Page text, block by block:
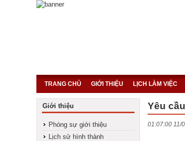
TRANG CHỦ GIỚI THIỆU LỊCH LÀM VIỆC
Giới thiệu
Phóng sự giới thiệu
Lịch sử hình thành
Yêu
01:07:00 11/